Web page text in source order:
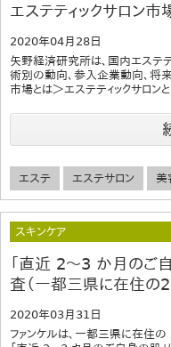
エステティックサロン
2020年04月28日
矢野経済研究所は、国内エステ
術別の動向、参入企業動向、将来
市場とは＞エステティックサロン
エステ エステサロン 美
スキンケア
「直近 2～3 か月のご
査（一都三県に在住の
2020年03月31日
ファンケルは、一都三県に在住